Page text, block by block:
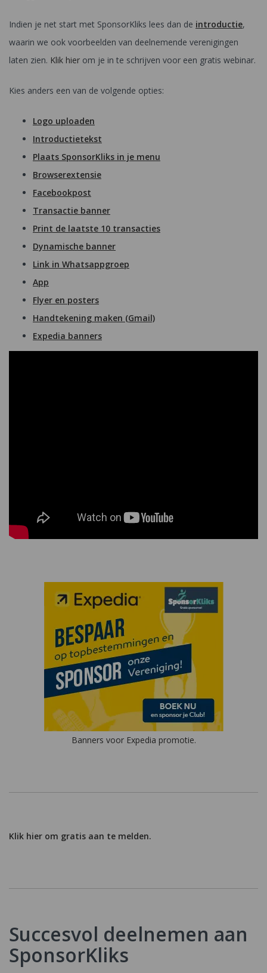
Indien je net start met SponsorKliks lees dan de introductie,
waarin we ook voorbeelden van deelnemende verenigingen
laten zien. Klik hier om je in te schrijven voor een gratis webinar.
Kies anders een van de volgende opties:
Logo uploaden
Introductietekst
Plaats SponsorKliks in je menu
Browserextensie
Facebookpost
Transactie banner
Print de laatste 10 transacties
Dynamische banner
Link in Whatsappgroep
App
Flyer en posters
Handtekening maken (Gmail)
Expedia banners
Banners voor Expedia promotie.
Klik hier om gratis aan te melden.
Succesvol deelnemen aan
SponsorKliks